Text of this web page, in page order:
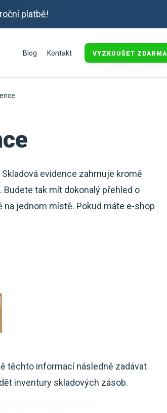
platbě!
Blog
Kontakt VYZKOUŠET ZDARMA
evidence zahrnuje kromě
. Budete tak mít dokonalý přehled o
jednom místě. Pokud máte e-shop
těchto informací následně zadávat
inventury skladových zásob.